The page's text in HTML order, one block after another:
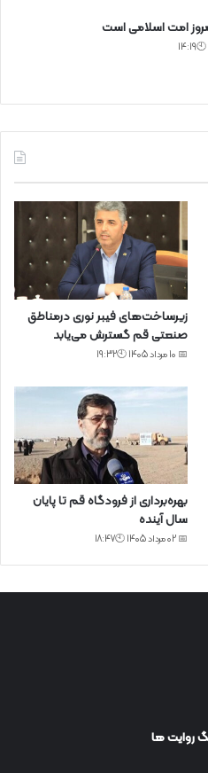
امت اسلامی است
زیرساخت‌های فیبر نوری درمناطق
صنعتی قم گسترش می‌یابد
📅 10 مرداد 1405 🕙19:32
بهره‌برداری از فرودگاه قم تا پایان
سال آینده
📅 02 مرداد 1405 🕙18:47
روایت ها